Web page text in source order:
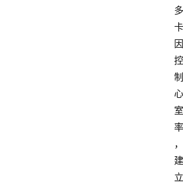
多
卡
因
控
制
心
室
率
，
建
立